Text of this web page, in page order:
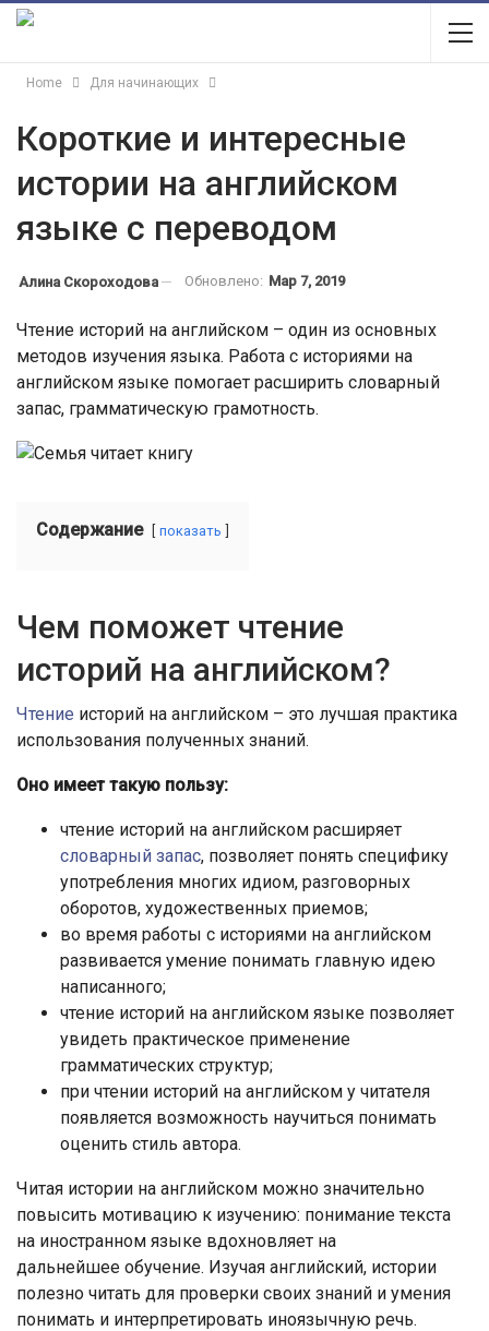
Home Для начинающих
Короткие и интересные
истории на английском
языке с переводом
Алина Скороходова Обновлено: Мар 7, 2019
Чтение историй на английском – один из основных
методов изучения языка. Работа с историями на
английском языке помогает расширить словарный
запас, грамматическую грамотность.
Содержание показать
Чем поможет чтение
историй на английском?
Чтение историй на английском – это лучшая практика
использования полученных знаний.
Оно имеет такую пользу:
чтение историй на английском расширяет
словарный запас, позволяет понять специфику
употребления многих идиом, разговорных
оборотов, художественных приемов;
во время работы с историями на английском
развивается умение понимать главную идею
написанного;
чтение историй на английском языке позволяет
увидеть практическое применение
грамматических структур;
при чтении историй на английском у читателя
появляется возможность научиться понимать
оценить стиль автора.
Читая истории на английском можно значительно
повысить мотивацию к изучению: понимание текста
на иностранном языке вдохновляет на
дальнейшее обучение. Изучая английский, истории
полезно читать для проверки своих знаний и умения
понимать и интерпретировать иноязычную речь.